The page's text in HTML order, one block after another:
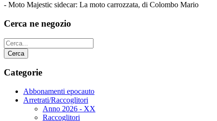
- Moto Majestic sidecar: La moto carrozzata, di Colombo Mario
Cerca ne negozio
Categorie
Abbonamenti epocauto
Arretrati/Raccoglitori
Anno 2026 - XX
Raccoglitori